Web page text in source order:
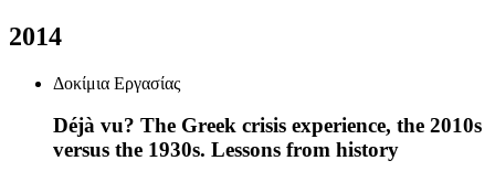
2014
Δοκίμια Εργασίας
Déjà vu? The Greek crisis experience, the 2010s
versus the 1930s. Lessons from history